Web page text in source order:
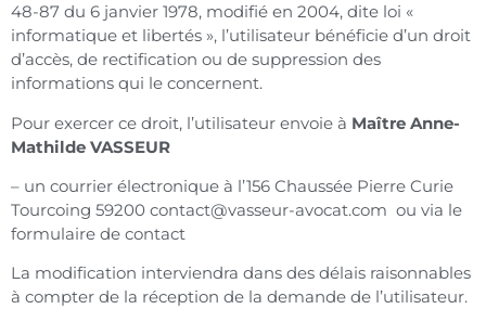
48-87 du 6 janvier 1978, modifié en 2004, dite loi «
informatique et libertés », l’utilisateur bénéficie d’un droit
d’accès, de rectification ou de suppression des
informations qui le concernent.
Pour exercer ce droit, l’utilisateur envoie à Maître Anne-
Mathilde VASSEUR
– un courrier électronique à l’156 Chaussée Pierre Curie
Tourcoing 59200 contact@vasseur-avocat.com ou via le
formulaire de contact
La modification interviendra dans des délais raisonnables
à compter de la réception de la demande de l’utilisateur.